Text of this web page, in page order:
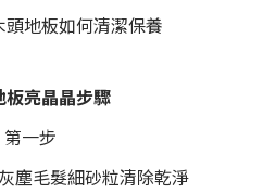
頭地板如何清潔保養
板亮晶晶步驟
第一步
塵毛髮細砂粒清除乾淨